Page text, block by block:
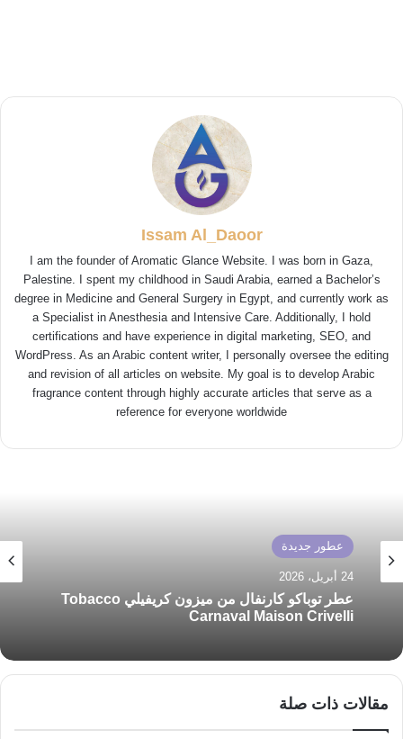
Issam Al_Daoor
I am the founder of Aromatic Glance Website. I was born in Gaza,
Palestine. I spent my childhood in Saudi Arabia, earned a Bachelor’s
degree in Medicine and General Surgery in Egypt, and currently work as
a Specialist in Anesthesia and Intensive Care. Additionally, I hold
certifications and have experience in digital marketing, SEO, and
WordPress. As an Arabic content writer, I personally oversee the editing
and revision of all articles on website. My goal is to develop Arabic
fragrance content through highly accurate articles that serve as a
reference for everyone worldwide
عطور جديدة
24 أبريل، 2026
عطر توباكو كارنفال من ميزون كريفيلي Tobacco
Carnaval Maison Crivelli
مقالات ذات صلة